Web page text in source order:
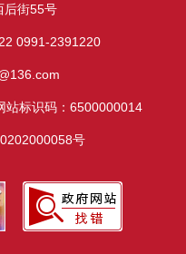
后街55号
0991-2391220
站标识码：6500000014
号